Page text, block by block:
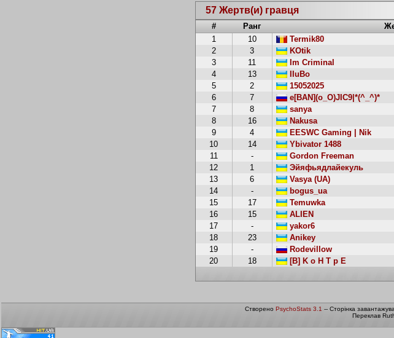
57 Жертв(и) гравця
# Ранг
1
10 Termik80
2
3 KOtik
3
11 Im Criminal
4
13 IIuBo
5
2 15052025
6
7 e[BAN](o_O)JIC9|*(^_^)*
7
8 sanya
8
16 Nakusa
9
4 EESWC Gaming | Nik
10
14 Ybivator 1488
11
- Gordon Freeman
12
1 Эйяфьядлайекуль
13
6 Vasya (UA)
14
- bogus_ua
15
17 Temuwka
16
15 ALIEN
17
- yakor6
18
23 Anikey
19
- Rodevillow
20
18 [B] K o H T p E
Створено PsychoStats 3.1 -- Сторінка
Переклав